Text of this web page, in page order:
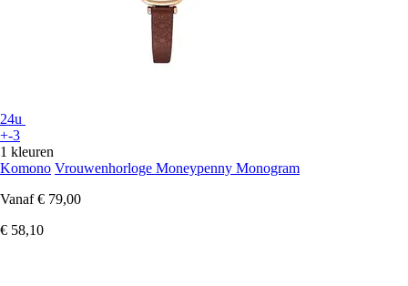
24u
+-3
1 kleuren
Komono Vrouwenhorloge Moneypenny Monogram
Vanaf € 79,00
€ 58,10